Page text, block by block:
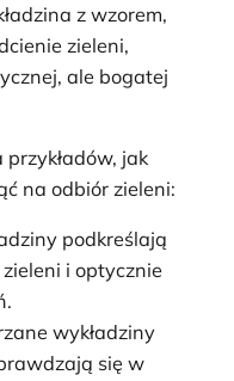
z wzorem,
zieleni,
ale bogatej
jak
na odbiór zieleni:
podkreślają
i optycznie
wykładziny
się w